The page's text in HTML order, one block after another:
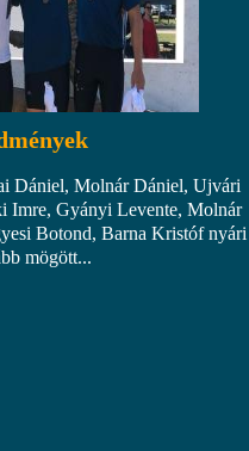
Dániel, Molnár Dániel, Ujvári
Imre, Gyányi Levente, Molnár
Botond, Barna Kristóf nyári
mögött...